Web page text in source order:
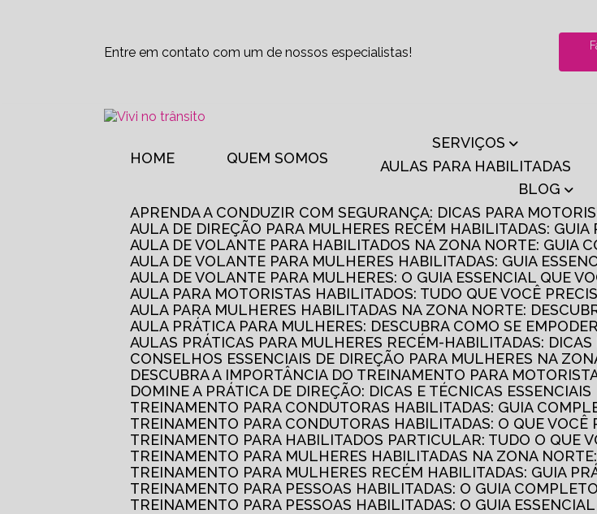
Entre em contato com um de nossos especialistas!
HOME QUEM SOMOS
SERVIÇOS
AULAS PARA HABILITADAS
BLOG
APRENDA A CONDUZIR COM SEGURANÇA: DICAS PARA
AULA DE DIREÇÃO PARA MULHERES RECÉM HABILITADAS: GUIA
AULA DE VOLANTE PARA HABILITADOS NA ZONA NORTE: GUIA
AULA DE VOLANTE PARA MULHERES HABILITADAS: GUIA
AULA DE VOLANTE PARA MULHERES: O GUIA ESSENCIAL QUE
AULA PARA MOTORISTAS HABILITADOS: TUDO QUE VOCÊ
AULA PARA MULHERES HABILITADAS NA ZONA NORTE:
AULA PRÁTICA PARA MULHERES: DESCUBRA COMO SE
AULAS PRÁTICAS PARA MULHERES RECÉM-HABILITADAS:
CONSELHOS ESSENCIAIS DE DIREÇÃO PARA MULHERES NA
DESCUBRA A IMPORTÂNCIA DO TREINAMENTO PARA
DOMINE A PRÁTICA DE DIREÇÃO: DICAS E TÉCNICAS ESSENCIAIS
TREINAMENTO PARA CONDUTORAS HABILITADAS: GUIA
TREINAMENTO PARA CONDUTORAS HABILITADAS: O QUE VOCÊ
TREINAMENTO PARA HABILITADOS PARTICULAR: TUDO O QUE
TREINAMENTO PARA MULHERES HABILITADAS NA ZONA
TREINAMENTO PARA MULHERES RECÉM HABILITADAS: GUIA
TREINAMENTO PARA PESSOAS HABILITADAS: O GUIA
TREINAMENTO PARA PESSOAS HABILITADAS: O GUIA